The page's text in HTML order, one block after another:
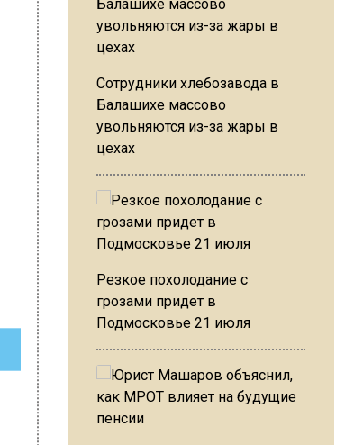
Сотрудники хлебозавода в
Балашихе массово
увольняются из-за жары в
цехах
Резкое похолодание с
грозами придет в
Подмосковье 21 июля